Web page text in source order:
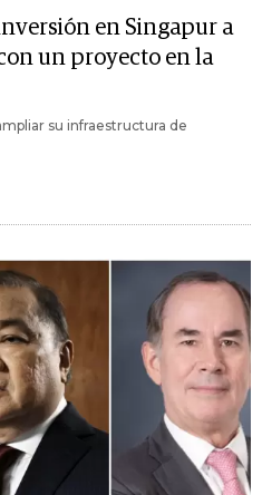
en Singapur a
un proyecto en la
su infraestructura de